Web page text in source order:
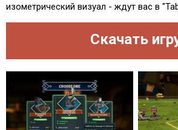
изометрический визуал - ждут вас в
Скачать